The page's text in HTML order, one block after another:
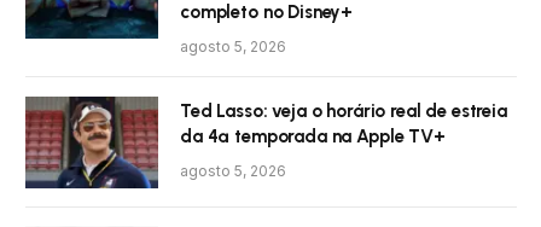
completo no Disney+
agosto 5, 2026
Ted Lasso: veja o horário real de estreia
da 4ª temporada na Apple TV+
agosto 5, 2026